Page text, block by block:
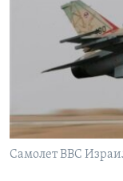
Learning English
СОЦИАЛЬНЫЕ СЕТИ
Языки
Самолет ВВС